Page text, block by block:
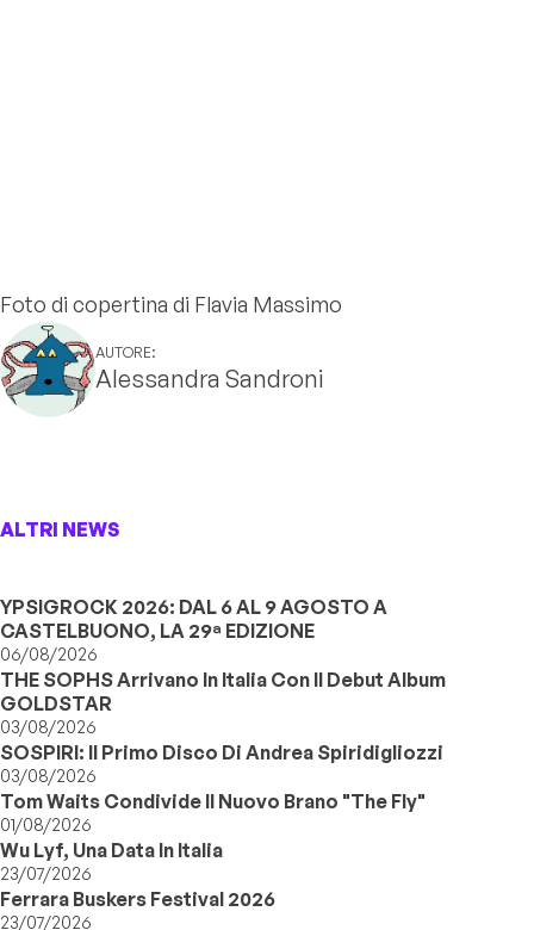
Foto di copertina di Flavia Massimo
AUTORE:
Alessandra Sandroni
ALTRI NEWS
YPSIGROCK 2026: DAL 6 AL 9 AGOSTO A
CASTELBUONO, LA 29ª EDIZIONE
06/08/2026
THE SOPHS Arrivano In Italia Con Il Debut Album
GOLDSTAR
03/08/2026
SOSPIRI: Il Primo Disco Di Andrea Spiridigliozzi
03/08/2026
Tom Waits Condivide Il Nuovo Brano "The Fly"
01/08/2026
Wu Lyf, Una Data In Italia
23/07/2026
Ferrara Buskers Festival 2026
23/07/2026